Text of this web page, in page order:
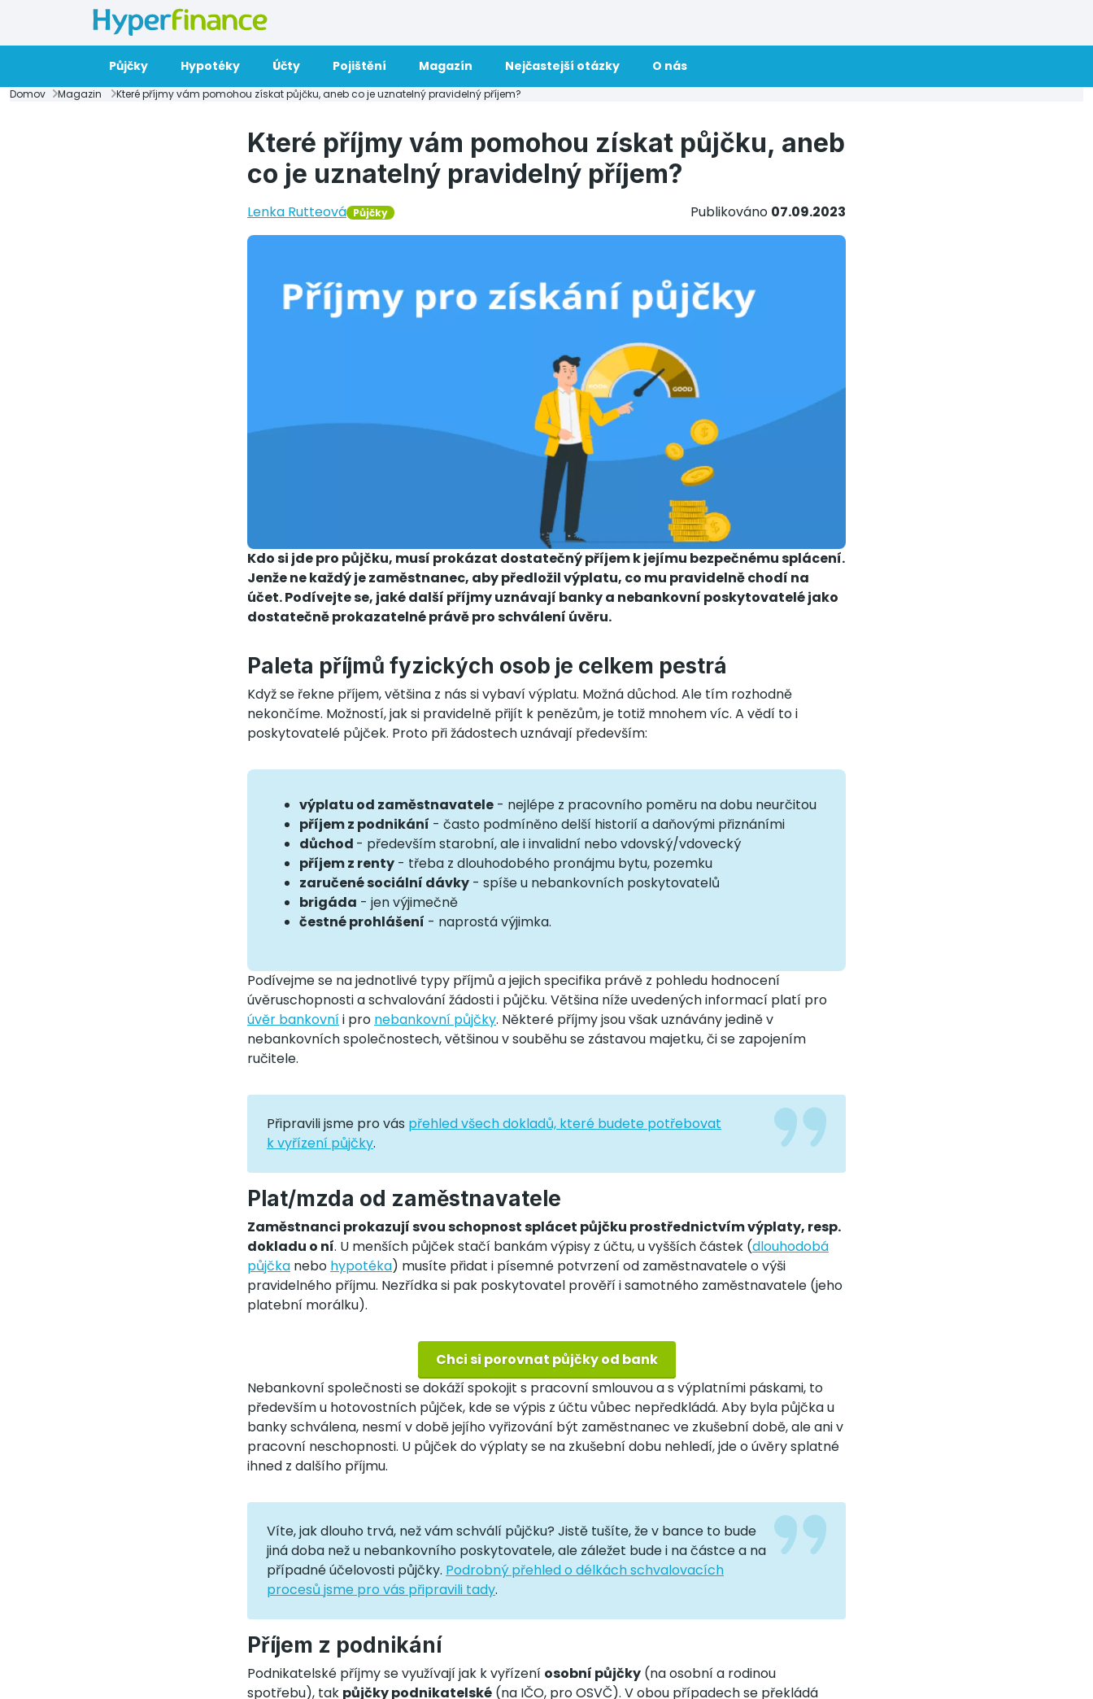
Půjčky Hypotéky Účty Pojištění Magazín Nejčastejší otázky O nás
Domov Magazin Které příjmy vám pomohou získat půjčku, aneb co je uznatelný pravidelný příjem?
Které příjmy vám pomohou získat půjčku, aneb
co je uznatelný pravidelný příjem?
Lenka Rutteová Půjčky Publikováno 07.09.2023
Kdo si jde pro půjčku, musí prokázat dostatečný příjem k jejímu bezpečnému splácení.
Jenže ne každý je zaměstnanec, aby předložil výplatu, co mu pravidelně chodí na
účet. Podívejte se, jaké další příjmy uznávají banky a nebankovní poskytovatelé jako
dostatečně prokazatelné právě pro schválení úvěru.
Paleta příjmů fyzických osob je celkem pestrá
Když se řekne příjem, většina z nás si vybaví výplatu. Možná důchod. Ale tím rozhodně
nekončíme. Možností, jak si pravidelně přijít k penězům, je totiž mnohem víc. A vědí to i
poskytovatelé půjček. Proto při žádostech uznávají především:
výplatu od zaměstnavatele - nejlépe z pracovního poměru na dobu neurčitou
příjem z podnikání - často podmíněno delší historií a daňovými přiznáními
důchod - především starobní, ale i invalidní nebo vdovský/vdovecký
příjem z renty - třeba z dlouhodobého pronájmu bytu, pozemku
zaručené sociální dávky - spíše u nebankovních poskytovatelů
brigáda - jen výjimečně
čestné prohlášení - naprostá výjimka.
Podívejme se na jednotlivé typy příjmů a jejich specifika právě z pohledu hodnocení
úvěruschopnosti a schvalování žádosti i půjčku. Většina níže uvedených informací platí pro
úvěr bankovníi pro nebankovní půjčky. Některé příjmy jsou však uznávány jedině v
nebankovních společnostech, většinou v souběhu se zástavou majetku, či se zapojením
ručitele.
Připravili jsme pro vás přehled všech dokladů, které budete potřebovat
k vyřízení půjčky.
Plat/mzda od zaměstnavatele
Zaměstnanci prokazují svou schopnost splácet půjčku prostřednictvím výplaty, resp.
dokladu o ní. U menších půjček stačí bankám výpisy z účtu, u vyšších částek (dlouhodobá
půjčka nebo hypotéka) musíte přidat i písemné potvrzení od zaměstnavatele o výši
pravidelného příjmu. Nezřídka si pak poskytovatel prověří i samotného zaměstnavatele (jeho
platební morálku).
Chci si porovnat půjčky od bank
Nebankovní společnosti se dokáží spokojit s pracovní smlouvou a s výplatními páskami, to
především u hotovostních půjček, kde se výpis z účtu vůbec nepředkládá. Aby byla půjčka u
banky schválena, nesmí v době jejího vyřizování být zaměstnanec ve zkušební době, ale ani v
pracovní neschopnosti. U půjček do výplaty se na zkušební dobu nehledí, jde o úvěry splatné
ihned z dalšího příjmu.
Víte, jak dlouho trvá, než vám schválí půjčku? Jistě tušíte, že v bance to bude
jiná doba než u nebankovního poskytovatele, ale záležet bude i na částce a na
případné účelovosti půjčky. Podrobný přehled o délkách schvalovacích
procesů jsme pro vás připravili tady.
Příjem z podnikání
Podnikatelské příjmy se využívají jak k vyřízení osobní půjčky (na osobní a rodinou
spotřebu), tak půjčky podnikatelské (na IČO, pro OSVČ). V obou případech se překládá